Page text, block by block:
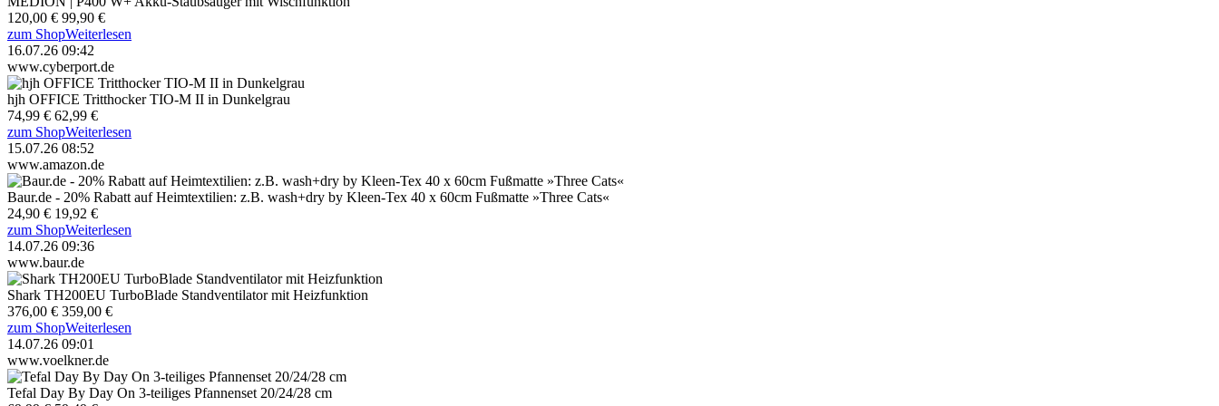
120,00 € 99,90 €
zum ShopWeiterlesen
16.07.26 09:42
www.cyberport.de
hjh OFFICE Tritthocker TIO-M II in Dunkelgrau
74,99 € 62,99 €
zum ShopWeiterlesen
15.07.26 08:52
www.amazon.de
Baur.de - 20% Rabatt auf Heimtextilien: z.B. wash+dry by Kleen-Tex 40 x 60cm Fußmatte »Three Cats«
24,90 € 19,92 €
zum ShopWeiterlesen
14.07.26 09:36
www.baur.de
Shark TH200EU TurboBlade Standventilator mit Heizfunktion
376,00 € 359,00 €
zum ShopWeiterlesen
14.07.26 09:01
www.voelkner.de
Tefal Day By Day On 3-teiliges Pfannenset 20/24/28 cm